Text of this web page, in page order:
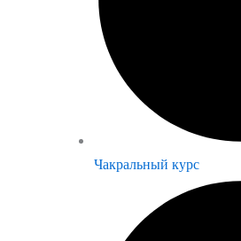
Чакральный курс